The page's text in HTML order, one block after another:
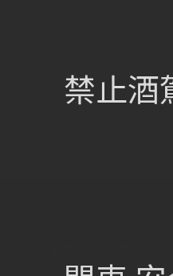
葡萄酒單
瀏覽收藏
禁止酒